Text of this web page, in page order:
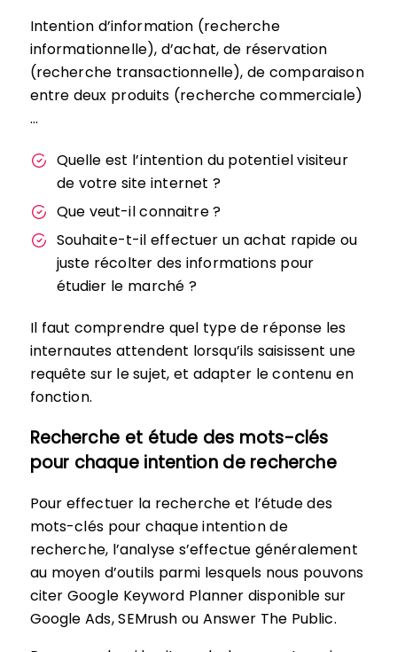
Intention d’information (recherche
informationnelle), d’achat, de réservation
(recherche transactionnelle), de comparaison
entre deux produits (recherche commerciale)
…
Quelle est l’intention du potentiel visiteur
de votre site internet ?
Que veut-il connaitre ?
Souhaite-t-il effectuer un achat rapide ou
juste récolter des informations pour
étudier le marché ?
Il faut comprendre quel type de réponse les
internautes attendent lorsqu’ils saisissent une
requête sur le sujet, et adapter le contenu en
fonction.
Recherche et étude des mots-clés
pour chaque intention de recherche
Pour effectuer la recherche et l’étude des
mots-clés pour chaque intention de
recherche, l’analyse s’effectue généralement
au moyen d’outils parmi lesquels nous pouvons
citer Google Keyword Planner disponible sur
Google Ads, SEMrush ou Answer The Public.